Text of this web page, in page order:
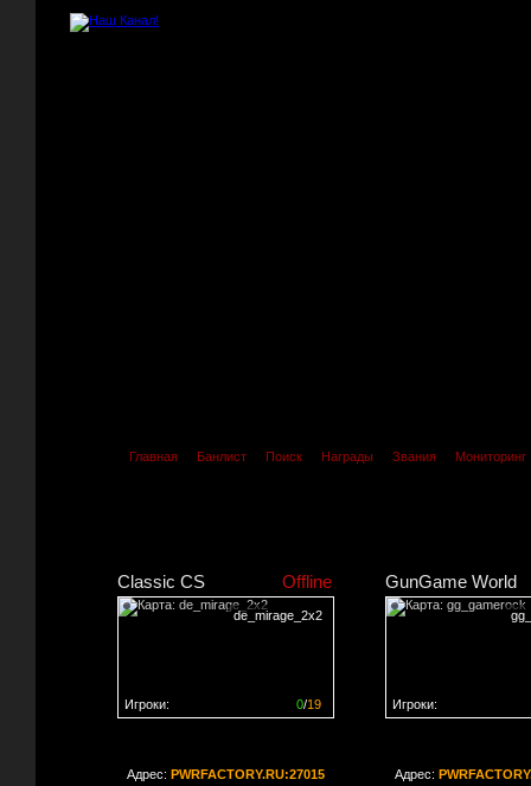
Главная Банлист Поиск Награды Звания Мониторинг
Classic CS Offline
de_mirage_2x2
0/19
Игроки:
GunGame World
Игроки:
Адрес: PWRFACTORY.RU:27015
Адрес: